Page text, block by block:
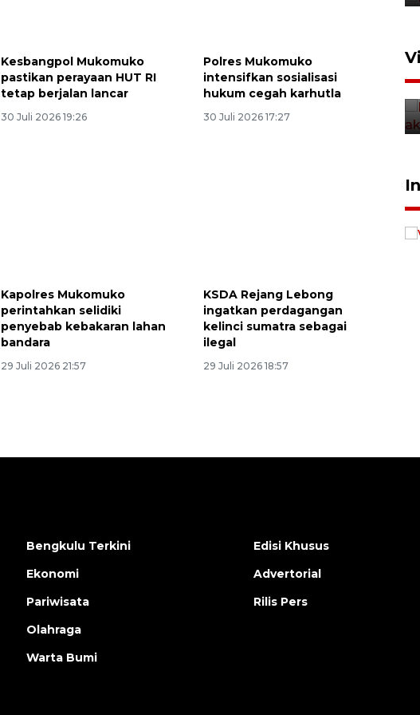
Kesbangpol Mukomuko
pastikan perayaan HUT RI
tetap berjalan lancar
30 Juli 2026 19:26
Polres Mukomuko
intensifkan sosialisasi
hukum cegah karhutla
30 Juli 2026 17:27
Kapolres Mukomuko
perintahkan selidiki
penyebab kebakaran lahan
bandara
29 Juli 2026 21:57
KSDA Rejang Lebong
ingatkan perdagangan
kelinci sumatra sebagai
ilegal
29 Juli 2026 18:57
Polisi sebut pelaku peledakan
bom di MAN 3 Padang korban
perundungan - VIDEO
Bengkulu Terkini
Ekonomi
Pariwisata
Olahraga
Warta Bumi
Edisi Khusus
Advertorial
Rilis Pers